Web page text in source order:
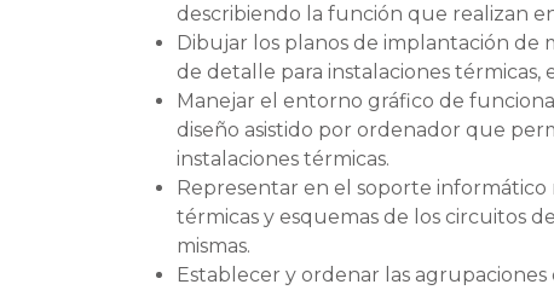
describiendo la función que realizan
Dibujar los planos de implantación de
de detalle para instalaciones
Manejar el entorno gráfico de
diseño asistido por ordenador que
instalaciones térmicas.
Representar en el soporte informático
térmicas y esquemas de los circuitos
mismas.
Establecer y ordenar las